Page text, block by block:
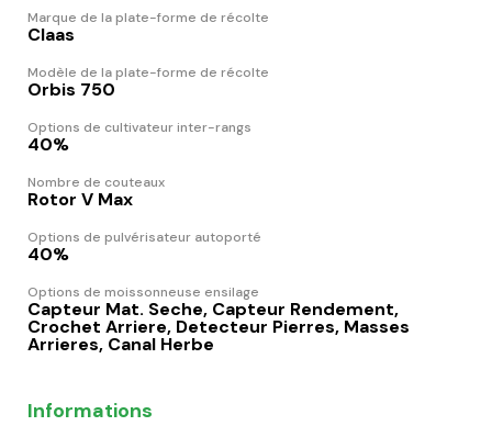
Marque de la plate-forme de récolte
Claas
Modèle de la plate-forme de récolte
Orbis 750
Options de cultivateur inter-rangs
40%
Nombre de couteaux
Rotor V Max
Options de pulvérisateur autoporté
40%
Options de moissonneuse ensilage
Capteur Mat. Seche, Capteur Rendement,
Crochet Arriere, Detecteur Pierres, Masses
Arrieres, Canal Herbe
Informations